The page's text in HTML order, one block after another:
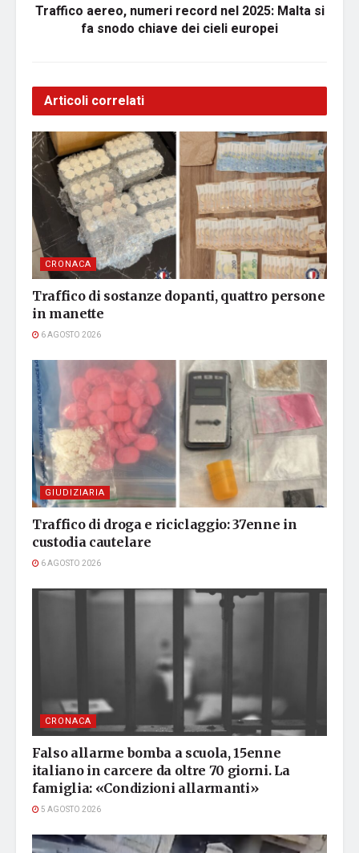
Traffico aereo, numeri record nel 2025: Malta si
fa snodo chiave dei cieli europei
Articoli correlati
CRONACA
Traffico di sostanze dopanti, quattro persone
in manette
6 AGOSTO 2026
GIUDIZIARIA
Traffico di droga e riciclaggio: 37enne in
custodia cautelare
6 AGOSTO 2026
CRONACA
Falso allarme bomba a scuola, 15enne
italiano in carcere da oltre 70 giorni. La
famiglia: «Condizioni allarmanti»
5 AGOSTO 2026